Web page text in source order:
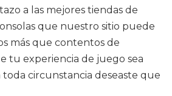
a las mejores tiendas de
que nuestro sitio puede
más que contentos de
tu experiencia de juego sea
circunstancia deseaste que